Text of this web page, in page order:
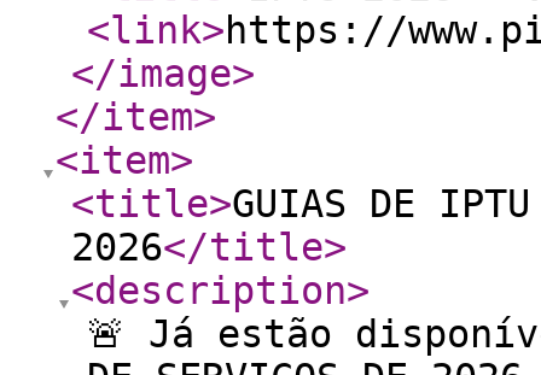
<link>https://
</image>
</item>
<item>
<title>GUIAS DE
2026</title>
<description>
🚨 Já estão